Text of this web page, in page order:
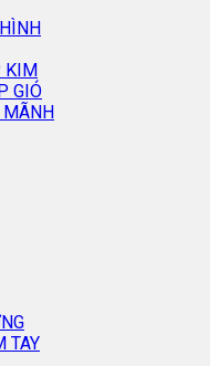
KIM
GIÓ
MÃNH
TAY